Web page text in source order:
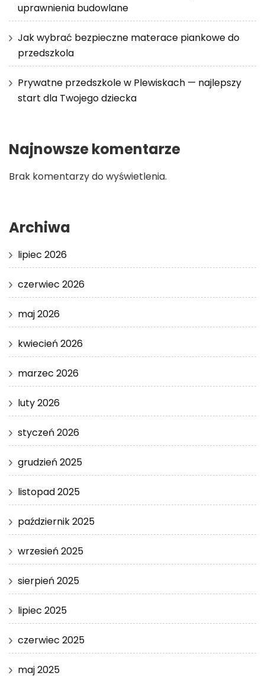
uprawnienia budowlane
Jak wybrać bezpieczne materace piankowe do
przedszkola
Prywatne przedszkole w Plewiskach — najlepszy
start dla Twojego dziecka
Najnowsze komentarze
Brak komentarzy do wyświetlenia.
Archiwa
lipiec 2026
czerwiec 2026
maj 2026
kwiecień 2026
marzec 2026
luty 2026
styczeń 2026
grudzień 2025
listopad 2025
październik 2025
wrzesień 2025
sierpień 2025
lipiec 2025
czerwiec 2025
maj 2025